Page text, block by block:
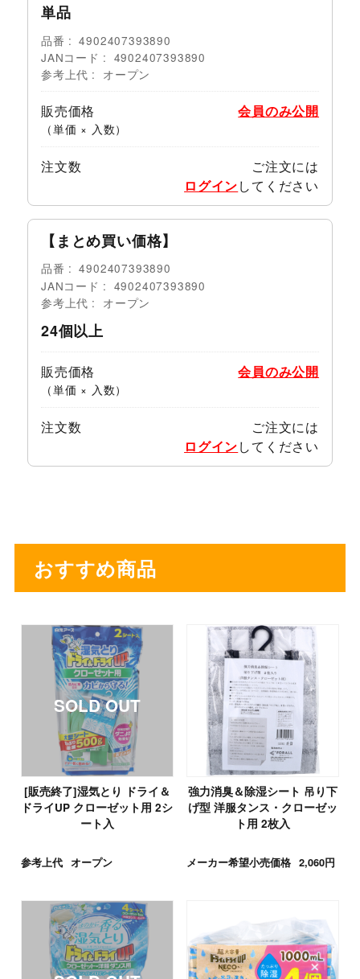
単品
品番
4902407393890
JANコード
4902407393890
参考上代
オープン
販売価格
（単価 × 入数）
会員のみ公開
注文数
ご注文には
ログインしてください
【まとめ買い価格】
品番
4902407393890
JANコード
4902407393890
参考上代
オープン
24個以上
販売価格
（単価 × 入数）
会員のみ公開
注文数
ご注文には
ログインしてください
おすすめ商品
[販売終了]湿気とり ドライ＆
ドライUP クローゼット用 2シ
ート入
参考上代 オープン
強力消臭＆除湿シート 吊り下
げ型 洋服タンス・クローゼッ
ト用 2枚入
メーカー希望小売価格 2,060円